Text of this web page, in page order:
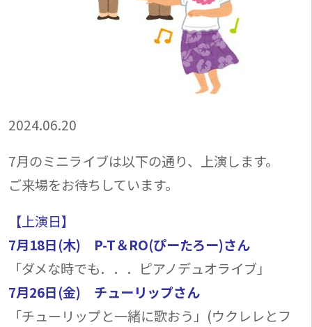
2024.06.20
7月のミニライブは以下の通り、上演します。
ご来場をお待ちしています。
【上演日】
7月18日(木) P-T＆RO(ぴーたろー)さん
「ダメな時でも．．．ピアノデュオライブ」
7月26日(金) チューリップさん
「チューリップと一緒に歌おう」(ウクレレとフ